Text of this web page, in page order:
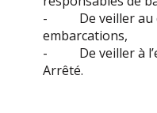
- De veiller au
embarcations,
- De veiller à
Arrêté.